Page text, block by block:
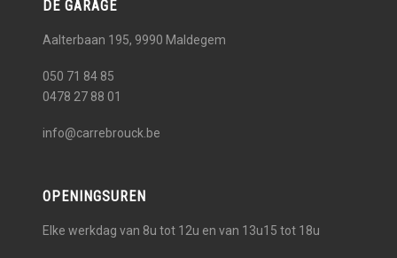
DE GARAGE
Aalterbaan 195, 9990 Maldegem
050 71 84 85
0478 27 88 01
info@carrebrouck.be
OPENINGSUREN
Elke werkdag van 8u tot 12u en van 13u15 tot 18u